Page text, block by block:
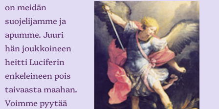
on meidän
suojelijamme ja
apumme. Juuri
hän joukkoineen
heitti Luciferin
enkeleineen pois
taivaasta maahan.
Voimme pyytää